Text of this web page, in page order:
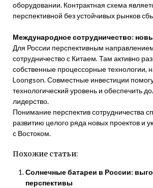
оборудовании. Контрактная схема
перспективной без устойчивых рынков
Международное сотрудничество:
Для России перспективным
сотрудничество с Китаем. Там активно
собственные процессорные технологии,
Loongson. Совместные инвестиции
технологический уровень и обеспечить
лидерство.
Понимание перспектив сотрудничества
развитию целого ряда новых проектов и
с Востоком.
Похожие статьи:
Солнечные батареи в России:
перспективы